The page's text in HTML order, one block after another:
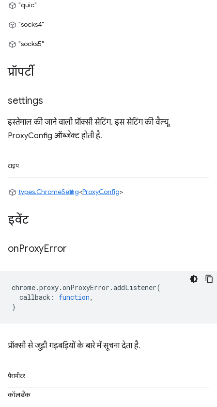
"quic"
"socks4"
"socks5"
प्रॉपर्टी
settings
इस्तेमाल की जाने वाली प्रॉक्सी सेटिंग. इस सेटिंग की वैल्यू,
ProxyConfig ऑब्जेक्ट होती है.
टाइप
types.ChromeSetting<ProxyConfig>
इवेंट
onProxyError
chrome.proxy.onProxyError .addListener(
callback : function,
)
प्रॉक्सी से जुड़ी गड़बड़ियों के बारे में सूचना देता है.
पैरामीटर
कॉलबैक